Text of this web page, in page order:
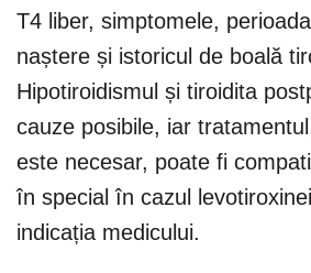
T4 liber, simptomele,
naștere și istoricul de boală
Hipotiroidismul și tiroidita
cauze posibile, iar
este necesar, poate fi
în special în cazul
indicația medicului.